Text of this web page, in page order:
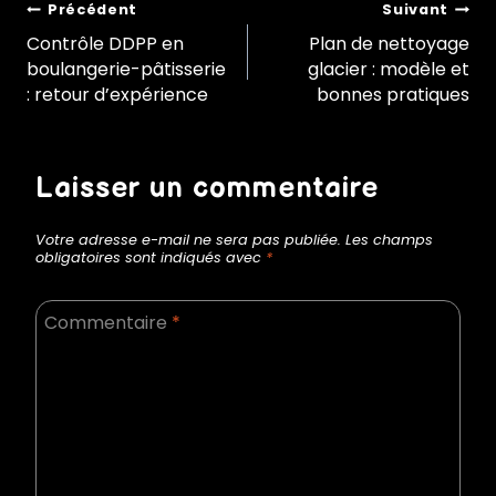
Navigation
de
l’article
Précédent
Contrôle DDPP en
boulangerie-pâtisserie
: retour d’expérience
Suivant
Plan de nettoyage
glacier : modèle et
bonnes pratiques
Laisser un commentaire
Votre adresse e-mail ne sera pas publiée. Les champs
obligatoires sont indiqués avec *
Commentaire *